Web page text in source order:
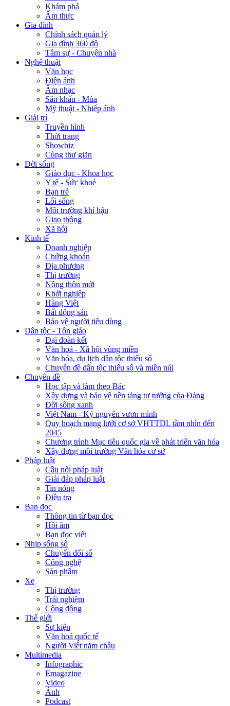
Khám phá
Ẩm thực
Gia đình
Chính sách quản lý
Gia đình 360 độ
Tâm sự - Chuyện nhà
Nghệ thuật
Văn học
Điện ảnh
Âm nhạc
Sân khấu - Múa
Mỹ thuật - Nhiếp ảnh
Giải trí
Truyền hình
Thời trang
Showbiz
Cùng thư giãn
Đời sống
Giáo dục - Khoa học
Y tế - Sức khoẻ
Bạn trẻ
Lối sống
Môi trường khí hậu
Giao thông
Xã hội
Kinh tế
Doanh nghiệp
Chứng khoán
Địa phương
Thị trường
Nông thôn mới
Khởi nghiệp
Hàng Việt
Bất động sản
Bảo vệ người tiêu dùng
Dân tộc - Tôn giáo
Đại đoàn kết
Văn hoá - Xã hội vùng miền
Văn hóa, du lịch dân tộc thiểu số
Chuyên đề dân tộc thiểu số và miền núi
Chuyên đề
Học tập và làm theo Bác
Xây dựng và bảo vệ nền tảng tư tưởng của Đảng
Đời sống xanh
Việt Nam - Kỷ nguyên vươn mình
Quy hoạch mạng lưới cơ sở VHTTDL tầm nhìn đến
2045
Chương trình Mục tiêu quốc gia về phát triển văn hóa
Xây dựng môi trường Văn hóa cơ sở
Pháp luật
Cầu nối pháp luật
Giải đáp pháp luật
Tin nóng
Điều tra
Bạn đọc
Thông tin từ bạn đọc
Hồi âm
Bạn đọc viết
Nhịp sống số
Chuyển đổi số
Công nghệ
Sản phẩm
Xe
Thị trường
Trải nghiệm
Cộng đồng
Thế giới
Sự kiện
Văn hoá quốc tế
Người Việt năm châu
Multimedia
Infographic
Emagazine
Video
Ảnh
Podcast